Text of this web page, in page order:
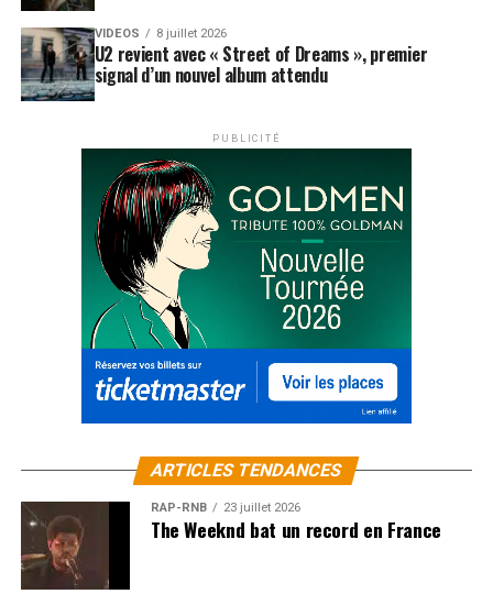
VIDEOS 8 juillet 2026
U2 revient avec « Street of Dreams », premier
signal d’un nouvel album attendu
PUBLICITÉ
ARTICLES TENDANCES
RAP-RNB 23 juillet 2026
The Weeknd bat un record en France